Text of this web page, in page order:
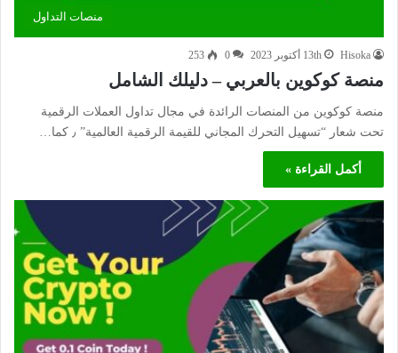
منصات التداول
Hisoka 13th أكتوبر 2023 0
253
منصة كوكوين بالعربي – دليلك الشامل
منصة كوكوين من المنصات الرائدة في مجال تداول العملات الرقمية
تحت شعار “تسهيل التحرك المجاني للقيمة الرقمية العالمية” ٫ كما…
أكمل القراءة »